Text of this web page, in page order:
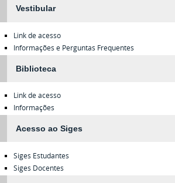
Vestibular
Link de acesso
Informações e Perguntas Frequentes
Biblioteca
Link de acesso
Informações
Acesso ao Siges
Siges Estudantes
Siges Docentes